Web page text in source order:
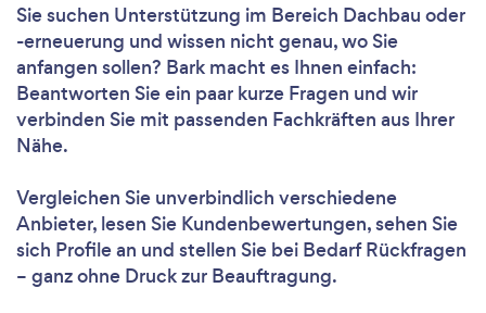
Sie suchen Unterstützung im Bereich Dachbau oder
-erneuerung und wissen nicht genau, wo Sie
anfangen sollen? Bark macht es Ihnen einfach:
Beantworten Sie ein paar kurze Fragen und wir
verbinden Sie mit passenden Fachkräften aus Ihrer
Nähe.
Vergleichen Sie unverbindlich verschiedene
Anbieter, lesen Sie Kundenbewertungen, sehen Sie
sich Profile an und stellen Sie bei Bedarf Rückfragen
– ganz ohne Druck zur Beauftragung.